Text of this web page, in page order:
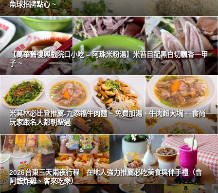
魚球招牌點心 ~
【萬華舊復興戲院口小吃 – 阿珠米粉湯】米苔目配黑白切飄香一甲
子 ~
米其林必比登推薦-九添福牛肉麵 ~ 免費加湯、牛肉超大塊、 食尚
玩家跟名人都朝聖過
2026台東三天兩夜行程｜在地人強力推薦必吃美食與伴手禮（含
阿鋐炸雞、客來吃樂）